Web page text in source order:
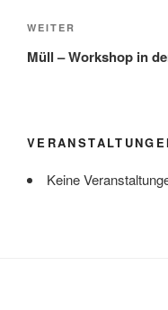
Nächster
Beitrag
WEITER
Müll – Workshop in
Keine